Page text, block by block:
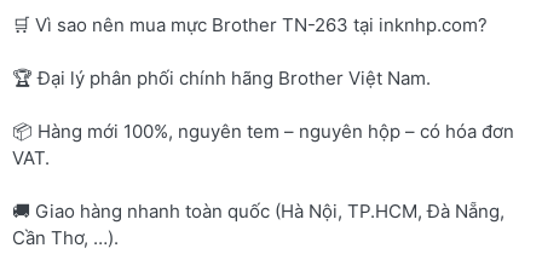
🛒 Vì sao nên mua mực Brother TN-263 tại inknhp.com?
🏆 Đại lý phân phối chính hãng Brother Việt Nam.
📦 Hàng mới 100%, nguyên tem – nguyên hộp – có hóa đơn
VAT.
🚚 Giao hàng nhanh toàn quốc (Hà Nội, TP.HCM, Đà Nẵng,
Cần Thơ, …).